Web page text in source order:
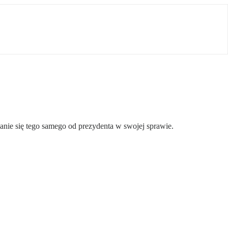
się tego samego od prezydenta w swojej sprawie.